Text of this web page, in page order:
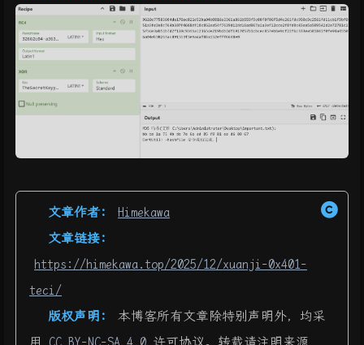
文章作者:
Himekawa
文章链接:
https://himekawa.top/2025/12/xuanji-0x401-
teci/
版权声明:
本博客所有文章除特别声明外，均采